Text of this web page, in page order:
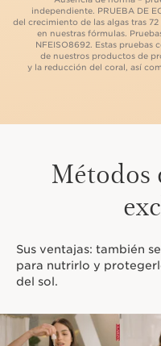
independiente. PRUEBA DE
del crecimiento de las algas tras
en nuestras fórmulas.
NFEISO8692. Estas pruebas
de nuestros productos de
y la reducción del coral, así
Métodos
Sus ventajas: también
para nutrirlo y
del sol.